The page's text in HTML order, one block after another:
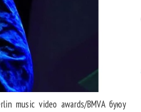
music video awards/BMVA буюу